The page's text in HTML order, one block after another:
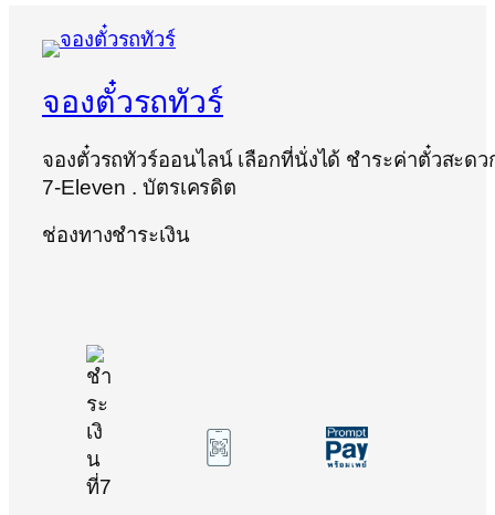
จองตั๋วรถทัวร์
จองตั๋วรถทัวร์ออนไลน์ เลือกที่นั่งได้ ชำระค่าตั๋วสะด
7-Eleven . บัตรเครดิต
ช่องทางชำระเงิน